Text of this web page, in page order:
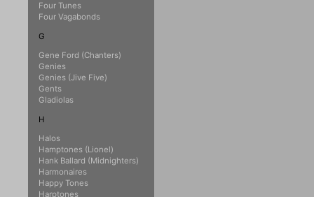
Four Tunes
Four Vagabonds
G
Gene Ford (Chanters)
Genies
Genies (Jive Five)
Gents
Gladiolas
H
Halos
Hamptones (Lionel)
Hank Ballard (Midnighters)
Harmonaires
Happy Tones
Harptones